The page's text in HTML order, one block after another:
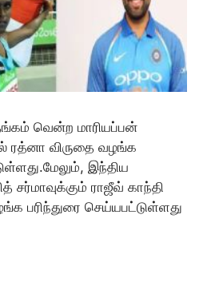
வென்ற மாரியப்பன்
ரத்னா விருதை வழங்க
இந்திய
சர்மாவுக்கும் ராஜீவ் காந்தி
பரிந்துரை செய்யபட்டுள்ளது